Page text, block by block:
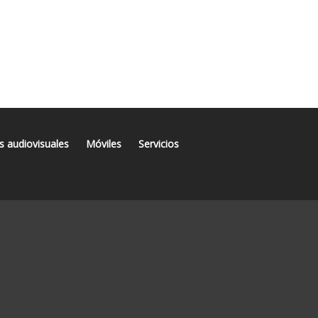
audiovisuales Móviles Servicios